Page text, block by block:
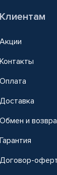
Клиентам
Акции
Контакты
Оплата
Доставка
Обмен и
Гарантия
Договор-